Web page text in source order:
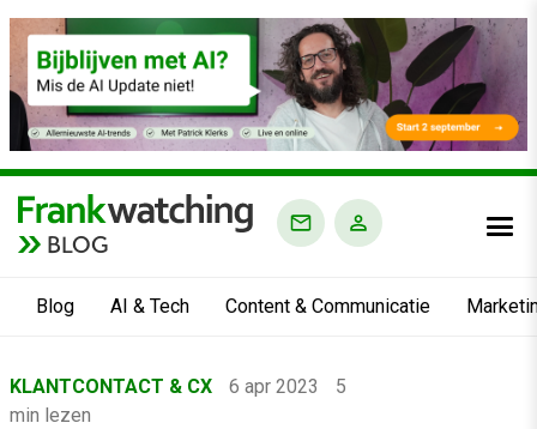
BLOG
Blog AI & Tech Content & Communicatie
›KLANTCONTACT & CX 6 apr 2023
5
min lezen